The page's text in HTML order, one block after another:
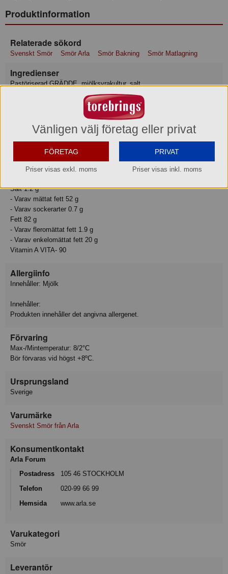
Produktinformation
Relaterade sökord
Svenskt Smör Smör Arla Smör Bakning Smör Matlagning
Ingredienser
Pastöriserad GRÄDDE, mjölksyrakultur, salt.
Basmängdsdeklaration: 100 Gram
Energi 3038 kJ
Protein 0.6 g
Salt 1.2 g
- Varav mättat fett 52 g
- Varav sockerarter 0.7 g
Fett 82 g
- Varav fleromättat fett 1.9 g
- Varav enkelomättat fett 20 g
Vitamin A VITA- 90
Allergiinfo
Innehåller: Mjölk
Innehåller:
Produkten innehåller det angivna allergenet.
Förvaring
Max-/Mintemperatur: 8/2°C
Bör förvaras vid högst +8ºC.
Ursprungsland
Sverige
Varumärke
Svenskt Smör från Arla
Konsumentkontakt
Arla Forum
Postadress
105 46 STOCKHOLM
Telefon
020-99 66 99
Hemsida
www.arla.se
Varukategori
Smör
Leverantör
Vänligen välj företag eller privat
FÖRETAG
Priser visas exkl. moms
PRIVAT
Priser visas inkl. moms